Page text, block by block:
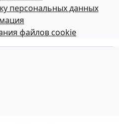
персональных данных
файлов cookie